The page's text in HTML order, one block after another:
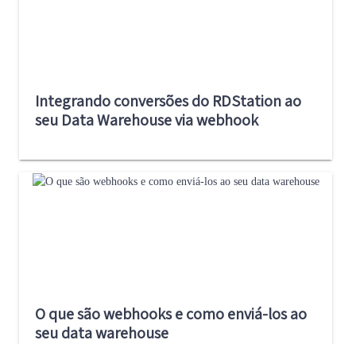
Integrando conversões do RDStation ao
seu Data Warehouse via webhook
O que são webhooks e como enviá-los ao
seu data warehouse